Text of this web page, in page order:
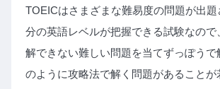
TOEICはさまざまな難易度の問題が出題
分の英語レベルが把握できる試験なので
解できない難しい問題を当てずっぽうで
のように攻略法で解く問題があること